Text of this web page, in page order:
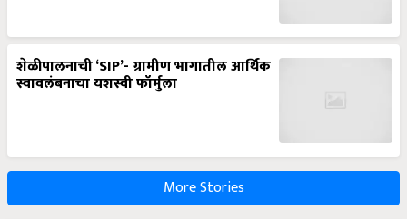
शेळीपालनाची ‘SIP’- ग्रामीण भागातील आर्थिक
स्वावलंबनाचा यशस्वी फॉर्मुला
More Stories